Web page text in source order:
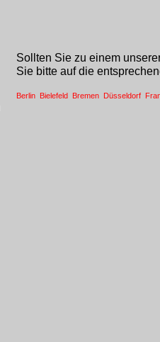
Sollten Sie zu einem
Sie bitte auf die
Berlin Bielefeld Bremen Düsseldorf